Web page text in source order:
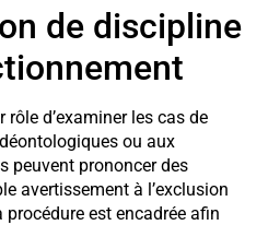
de discipline
d’examiner les cas de
ou aux
peuvent prononcer des
avertissement à l’exclusion
est encadrée afin